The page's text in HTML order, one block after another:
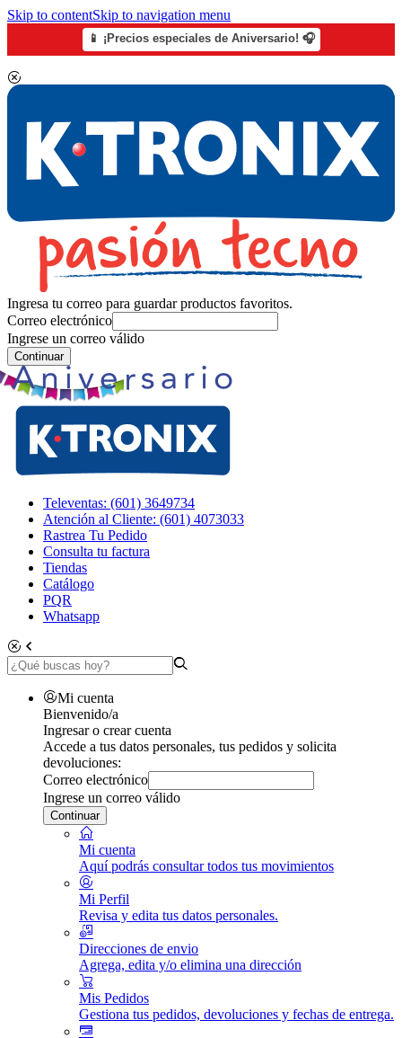
Skip to contentSkip to navigation menu
📱 ¡Precios especiales de Aniversario! 🎧
Ingresa tu correo para guardar productos favoritos.
Correo electrónico
Ingrese un correo válido
Continuar
Televentas: (601) 3649734
Atención al Cliente: (601) 4073033
Rastrea Tu Pedido
Consulta tu factura
Tiendas
Catálogo
PQR
Whatsapp
Mi cuenta
Bienvenido/a
Ingresar o crear cuenta
Accede a tus datos personales, tus pedidos y solicita
devoluciones:
Correo electrónico
Ingrese un correo válido
Continuar
Mi cuenta
Aquí podrás consultar todos tus movimientos
Mi Perfil
Revisa y edita tus datos personales.
Direcciones de envio
Agrega, edita y/o elimina una dirección
Mis Pedidos
Gestiona tus pedidos, devoluciones y fechas de entrega.